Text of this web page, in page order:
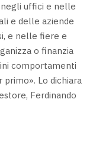
uffici e nelle
e delle aziende
e nelle fiere e
o finanzia
comportamenti
Lo dichiara
Ferdinando